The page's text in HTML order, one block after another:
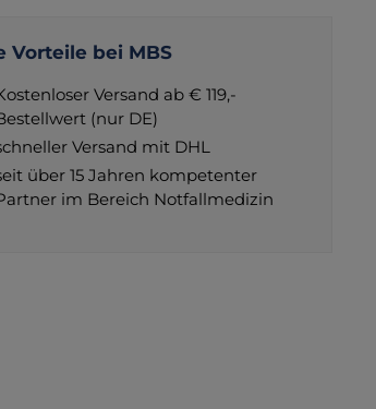
Vorteile bei MBS
Versand ab € 119,-
(nur DE)
Versand mit DHL
über 15 Jahren kompetenter
im Bereich Notfallmedizin